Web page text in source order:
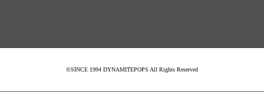
©SINCE 1994 DYNAMITEPOPS All Rights Reserved